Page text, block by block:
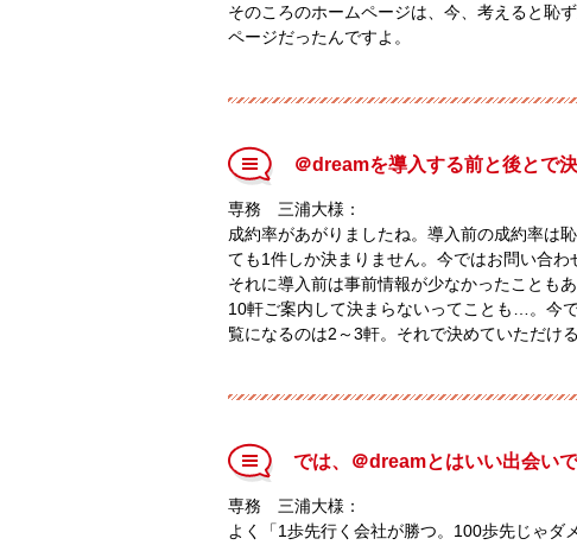
そのころのホームページは、今、考えると恥
ページだったんですよ。
＠dreamを導入する前と後とで
専務 三浦大様：
成約率があがりましたね。導入前の成約率は
ても1件しか決まりません。今ではお問い合
それに導入前は事前情報が少なかったことも
10軒ご案内して決まらないってことも…。今
覧になるのは2～3軒。それで決めていただけ
では、＠dreamとはいい出会いで
専務 三浦大様：
よく「1歩先行く会社が勝つ。100歩先じゃダ